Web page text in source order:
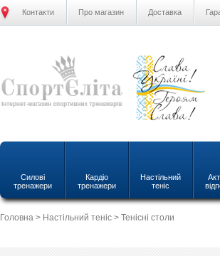
Контакти Про магазин Доставка
Силові
тренажери
Кардіо
тренажери
Настільний
теніс
Головна > Настільний теніс > Тенісні столи